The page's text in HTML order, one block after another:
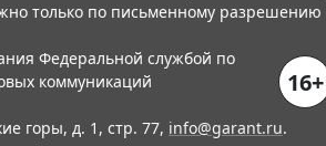
только по письменному разрешению
Федеральной службой по
коммуникаций
16+
горы, д. 1, стр. 77, info@garant.ru.